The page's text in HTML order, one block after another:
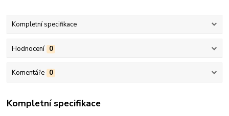
Kompletní specifikace
Hodnocení 0
Komentáře 0
Kompletní specifikace